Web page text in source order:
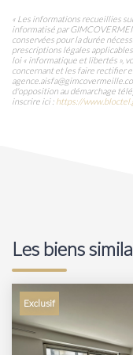
« Les informations recueillies
informatisé par
conservées pour la durée
prescriptions légales
loi « informatique et libertés »,
concernant et les faire rectifier
d'opposition au démarchage
inscrire ici : https://
Les biens
Exclusif